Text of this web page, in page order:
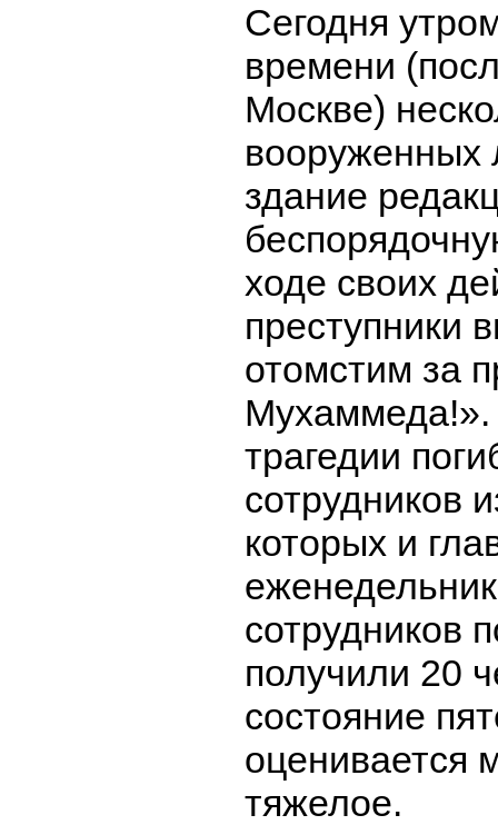
Сегодня
времени
Москве)
вооруженных
здание
ходе своих
преступники
отомстим за
Мухаммеда!».
трагедии
сотрудников
которых и
сотрудников
получили 20
состояние
оценивается
тяжелое.